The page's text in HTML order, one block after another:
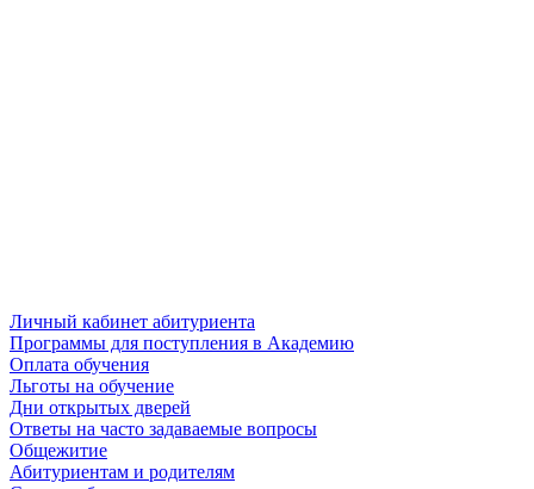
Личный кабинет абитуриента
Программы для поступления в Академию
Оплата обучения
Льготы на обучение
Дни открытых дверей
Ответы на часто задаваемые вопросы
Общежитие
Абитуриентам и родителям